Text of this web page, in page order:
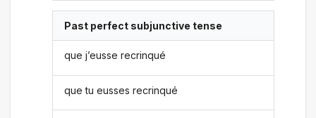
Past perfect subjunctive tense
que j’eusse recrinqué
que tu eusses recrinqué